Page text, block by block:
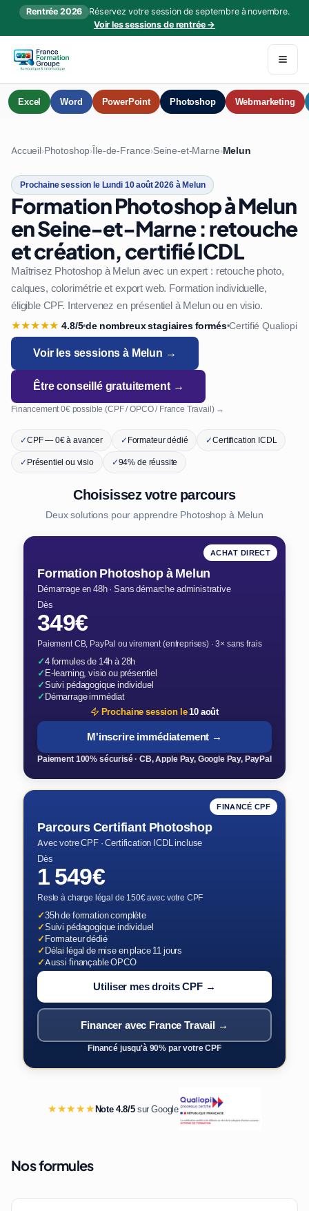
Rentrée 2026
Réservez votre session de septembre à novembre.
Voir les sessions de rentrée →
Excel Word PowerPoint Photoshop Webmarketing
Accueil›Photoshop›Île-de-France›Seine-et-Marne›Melun
Prochaine session le Lundi 10 août 2026 à Melun
Formation Photoshop à Melun
en Seine-et-Marne : retouche
et création, certifié ICDL
Maîtrisez Photoshop à Melun avec un expert : retouche photo,
calques, colorimétrie et export web. Formation individuelle,
éligible CPF. Intervenez en présentiel à Melun ou en visio.
★★★★★ 4.8/5•de nombreux stagiaires formés•Certifié Qualiopi
Voir les sessions à Melun →
Être conseillé gratuitement →
Financement 0€ possible (CPF / OPCO / France Travail) →
✓CPF — 0€ à avancer ✓Formateur dédié ✓Certification ICDL
✓Présentiel ou visio ✓94% de réussite
Choisissez votre parcours
Deux solutions pour apprendre Photoshop à Melun
ACHAT DIRECT
Formation Photoshop à Melun
Démarrage en 48h · Sans démarche administrative
Dès
349€
Paiement CB, PayPal ou virement (entreprises) · 3× sans frais
✓4 formules de 14h à 28h
✓E-learning, visio ou présentiel
✓Suivi pédagogique individuel
✓Démarrage immédiat
Prochaine session le10 août
M'inscrire immédiatement →
Paiement 100% sécurisé · CB, Apple Pay, Google Pay, PayPal
FINANCÉ CPF
Parcours Certifiant Photoshop
Avec votre CPF · Certification ICDL incluse
Dès
1 549€
Reste à charge légal de 150€ avec votre CPF
✓35h de formation complète
✓Suivi pédagogique individuel
✓Formateur dédié
✓Délai légal de mise en place 11 jours
✓Aussi finançable OPCO
Utiliser mes droits CPF →
Financer avec France Travail →
Financé jusqu'à 90% par votre CPF
★★★★★Note 4.8/5sur Google
Nos formules